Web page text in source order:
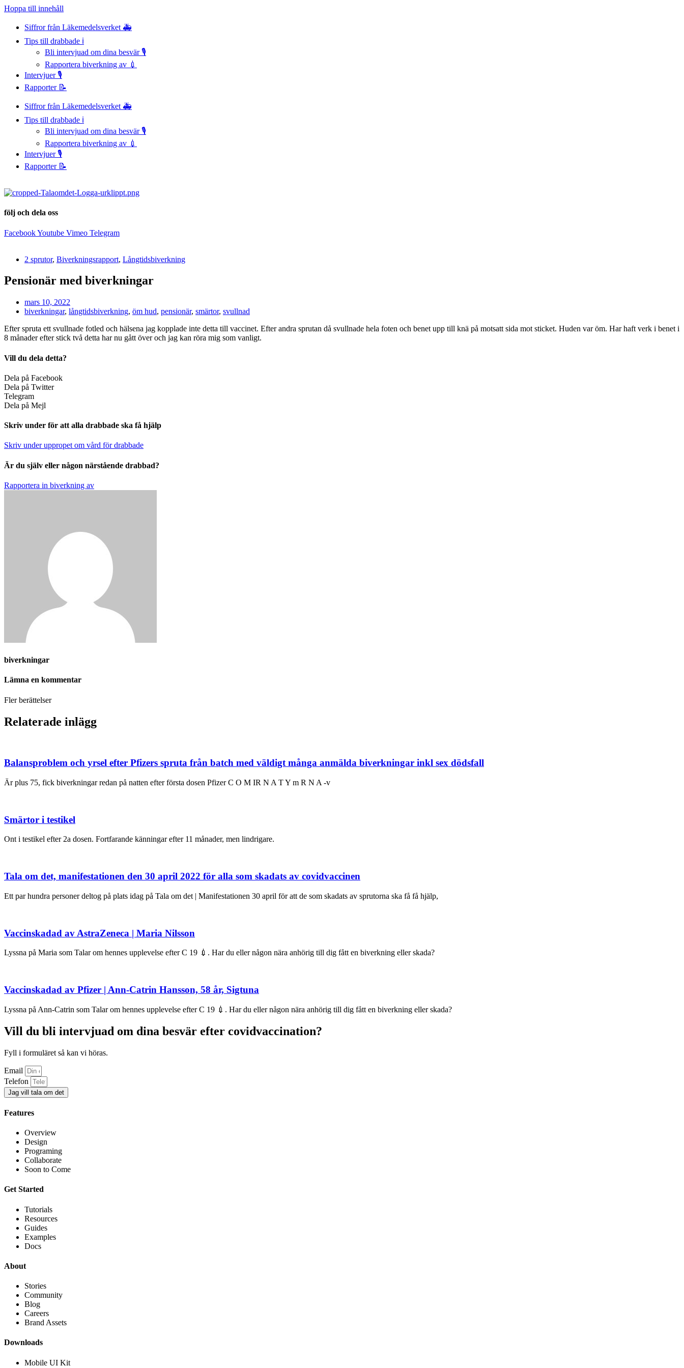
Hoppa till innehåll
Siffror från Läkemedelsverket 🚑
Tips till drabbade ℹ️
Bli intervjuad om dina besvär 🎙️
Rapportera biverkning av 💉
Intervjuer 🎙️
Rapporter 📝
Siffror från Läkemedelsverket 🚑
Tips till drabbade ℹ️
Bli intervjuad om dina besvär 🎙️
Rapportera biverkning av 💉
Intervjuer 🎙️
Rapporter 📝
följ och dela oss
FacebookYoutube Vimeo Telegram
2 sprutor, Biverkningsrapport, Långtidsbiverkning
Pensionär med biverkningar
mars 10, 2022
biverkningar, långtidsbiverkning, öm hud, pensionär, smärtor, svullnad
Efter spruta ett svullnade fotled och hälsena jag kopplade inte detta till vaccinet. Efter andra sprutan då svullnade hela foten och benet upp till knä på motsatt sida mot sticket. Huden var öm. Har haft verk i benet i
8 månader efter stick två detta har nu gått över och jag kan röra mig som vanligt.
Vill du dela detta?
Dela på Facebook
Dela på Twitter
Telegram
Dela på Mejl
Skriv under för att alla drabbade ska få hjälp
Skriv under uppropet om vård för drabbade
Är du själv eller någon närstående drabbad?
Rapportera in biverkning av
biverkningar
Lämna en kommentar
Fler berättelser
Relaterade inlägg
Balansproblem och yrsel efter Pfizers spruta från batch med väldigt många anmälda biverkningar inkl sex dödsfall
Är plus 75, fick biverkningar redan på natten efter första dosen Pfizer C O M IR N A T Y m R N A -v
Smärtor i testikel
Ont i testikel efter 2a dosen. Fortfarande känningar efter 11 månader, men lindrigare.
Tala om det, manifestationen den 30 april 2022 för alla som skadats av covidvaccinen
Ett par hundra personer deltog på plats idag på Tala om det | Manifestationen 30 april för att de som skadats av sprutorna ska få få hjälp,
Vaccinskadad av AstraZeneca | Maria Nilsson
Lyssna på Maria som Talar om hennes upplevelse efter C 19 💉. Har du eller någon nära anhörig till dig fått en biverkning eller skada?
Vaccinskadad av Pfizer | Ann-Catrin Hansson, 58 år, Sigtuna
Lyssna på Ann-Catrin som Talar om hennes upplevelse efter C 19 💉. Har du eller någon nära anhörig till dig fått en biverkning eller skada?
Vill du bli intervjuad om dina besvär efter covidvaccination?
Fyll i formuläret så kan vi höras.
Email
Telefon
Jag vill tala om det
Features
Overview
Design
Programing
Collaborate
Soon to Come
Get Started
Tutorials
Resources
Guides
Examples
Docs
About
Stories
Community
Blog
Careers
Brand Assets
Downloads
Mobile UI Kit